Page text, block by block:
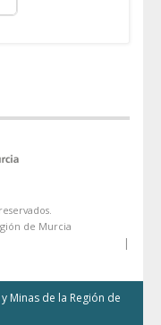
de Murcia
|
Minas de la Región de